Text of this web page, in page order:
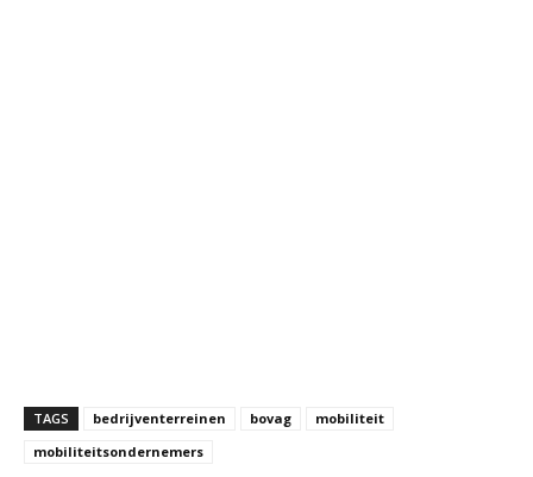
TAGS bedrijventerreinen bovag
mobiliteit
mobiliteitsondernemers